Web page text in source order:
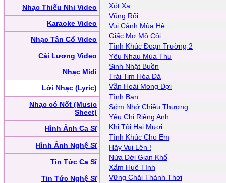
Nhạc Thiếu Nhi Video
Karaoke Video
Nhạc Tân Cổ Video
Cải Lương Video
Nhạc Midi
Lời Nhạc (Lyric)
Nhạc có Nốt (Music
Sheet)
Hình Ảnh Ca Sĩ
Hình Ảnh Nghệ Sĩ
Tin Tức Ca Sĩ
Tin Tức Nghệ Sĩ
Xót Xa
Vũng Rối
Vui Cảnh Mùa Hè
Giấc Mơ Mồ Côi
Tình Khúc Đoạn Trường 2
Yêu Nhau Mùa Thu
Sinh Nhật Buồn
Trái Tim Hóa Đá
Vẫn Hoài Mong Đợi
Tình Bạn
Sớm Nhớ Chiều Thương
Yêu Chỉ Riêng Anh
Khi Tôi Hai Mươi
Tình Khúc Cho Em
Hãy Vui Lên !
Nửa Đời Gian Khổ
Xẩm Huê Tình
Vững Chãi Thảnh Thơi